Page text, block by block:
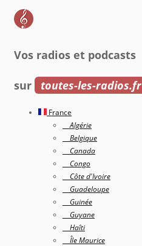
Vos radios et podcasts
sur toutes-les-radios.fr
France
Algérie
Belgique
Canada
Congo
Côte d'Ivoire
Guadeloupe
Guinée
Guyane
Haîti
Île Maurice